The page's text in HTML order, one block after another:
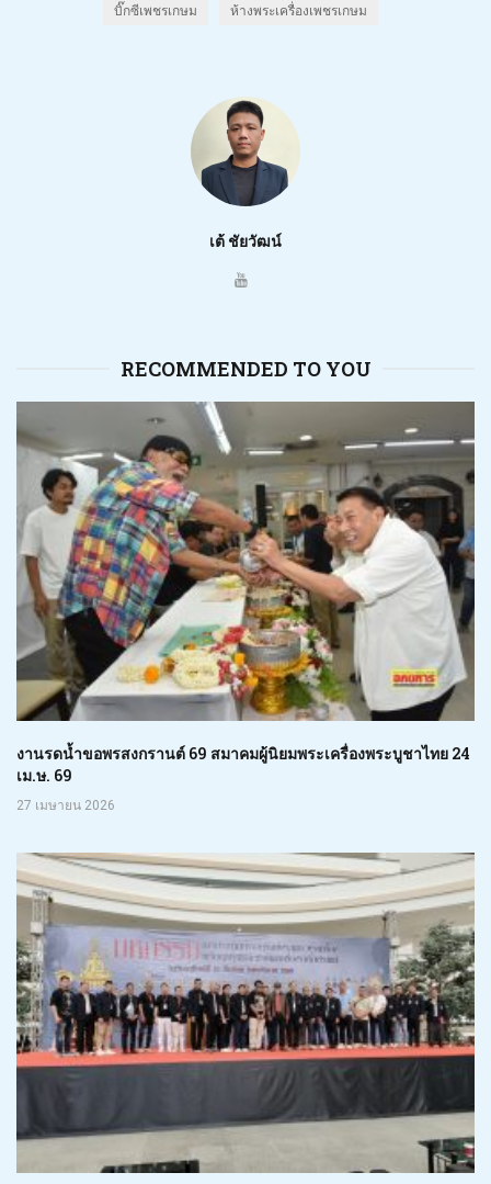
บิ๊กซีเพชรเกษม ห้างพระเครื่องเพชรเกษม
เต้ ชัยวัฒน์
RECOMMENDED TO YOU
งานรดน้ำขอพรสงกรานต์ 69 สมาคมผู้นิยมพระเครื่องพระบูชาไทย 24
เม.ษ. 69
27 เมษายน 2026